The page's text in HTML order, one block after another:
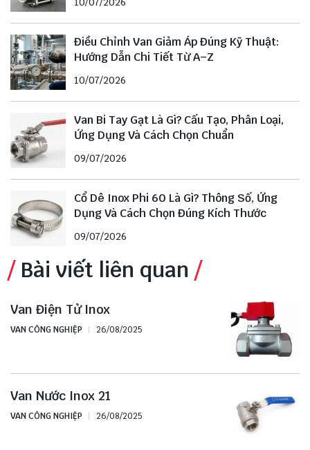
Điều Chỉnh Van Giảm Áp Đúng Kỹ Thuật:
Hướng Dẫn Chi Tiết Từ A–Z
10/07/2026
Van Bi Tay Gạt Là Gì? Cấu Tạo, Phân Loại,
Ứng Dụng Và Cách Chọn Chuẩn
09/07/2026
Cổ Dê Inox Phi 60 Là Gì? Thông Số, Ứng
Dụng Và Cách Chọn Đúng Kích Thước
09/07/2026
Bài viết liên quan
Van Điện Tử Inox
VAN CÔNG NGHIỆP 26/08/2025
Van Nước Inox 21
VAN CÔNG NGHIỆP 26/08/2025